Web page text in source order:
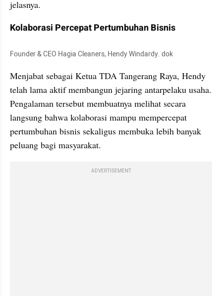
jelasnya.
Kolaborasi Percepat Pertumbuhan Bisnis
Founder & CEO Hagia Cleaners, Hendy Windardy. dok
Menjabat sebagai Ketua TDA Tangerang Raya, Hendy
telah lama aktif membangun jejaring antarpelaku usaha.
Pengalaman tersebut membuatnya melihat secara
langsung bahwa kolaborasi mampu mempercepat
pertumbuhan bisnis sekaligus membuka lebih banyak
peluang bagi masyarakat.
ADVERTISEMENT